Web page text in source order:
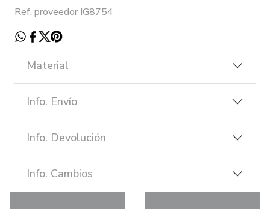
Ref. proveedor IG8754
Material
Info. Envío
Info. Devolución
Info. Cambios